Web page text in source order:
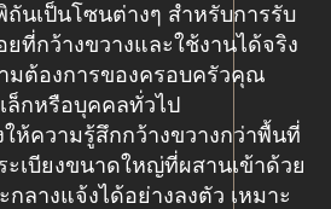
นเป็นโซนต่างๆ สำหรับการรับ
ที่กว้างขวางและใช้งานได้จริง
มต้องการของครอบครัวคุณ
ล็กหรือบุคคลทั่วไป
ห้ความรู้สึกกว้างขวางกว่าพื้นที่
เบียงขนาดใหญ่ที่ผสานเข้าด้วย
ลางแจ้งได้อย่างลงตัว เหมาะ